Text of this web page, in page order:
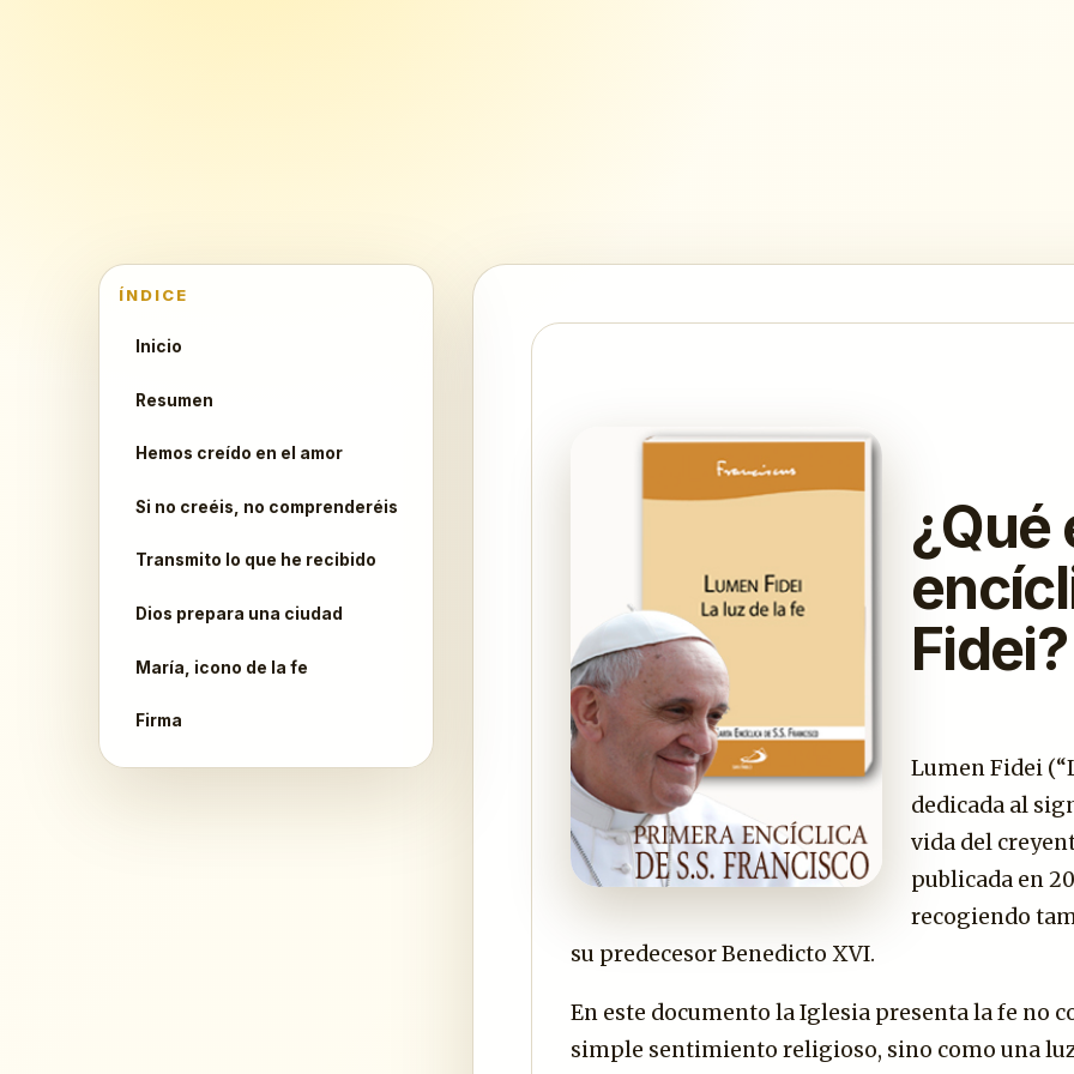
ÍNDICE
Inicio
Resumen
Hemos creído en el amor
Si no creéis, no comprenderéis
Transmito lo que he recibido
Dios prepara una ciudad
María, icono de la fe
Firma
¿Qué
Fidei?
Lumen Fidei
dedicada al
vida del
publicada en
recogiendo
su predecesor Benedicto XVI.
En este documento la Iglesia presenta la fe no
simple sentimiento religioso, sino como una